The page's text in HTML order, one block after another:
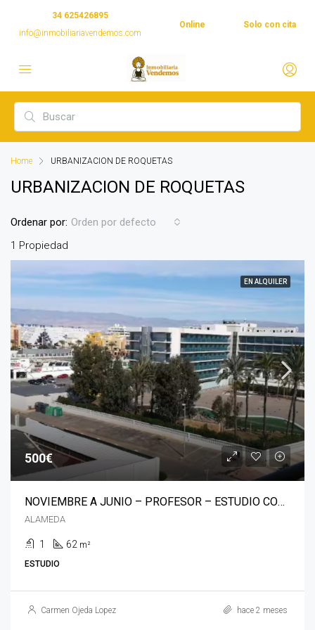
34 625426895
info@inmobiliariavendemos.com
Online Solo con cita
Home URBANIZACION DE ROQUETAS
URBANIZACION DE ROQUETAS
1 Propiedad
Ordenar por: Orden por defecto
EN ALQUILER
500€
NOVIEMBRE A JUNIO – PROFESOR – ESTUDIO CON PISCINA – URBA DE ROQUETAS
ALAMEDA
1 62 m²
ESTUDIO
Carmen Ojeda Lopez hace 2 meses